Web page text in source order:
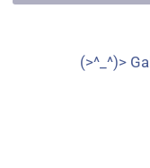
(>^_^)>